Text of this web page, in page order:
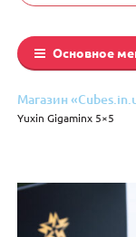
Основное
Магазин
Yuxin Gigaminx 5×5